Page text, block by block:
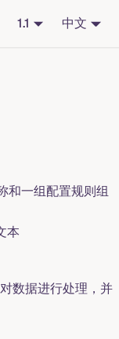
1.1 中文
和一组配置规则组
本
数据进行处理，并